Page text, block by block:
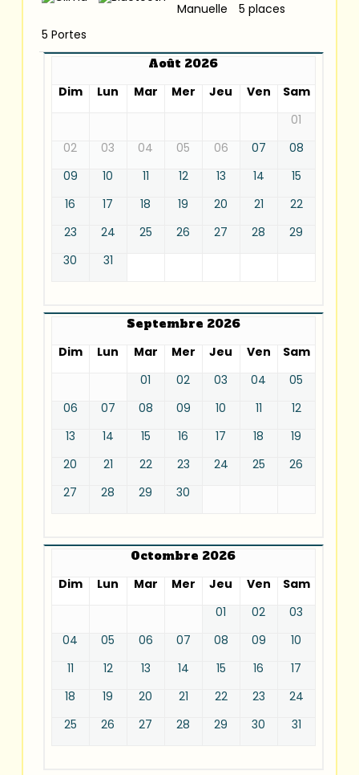
Manuelle
5 places
5 Portes
Août 2026
Dim
Lun Mar Mer Jeu Ven
Sam
01
02
03 04 05 06 07
08
09
10 11 12 13 14
15
16
17 18 19 20 21
22
23
24 25 26 27 28
29
30
31
Septembre 2026
Dim
Lun Mar Mer Jeu Ven
Sam
01
02 03 04
05
06
07 08 09 10 11
12
13
14 15 16 17 18
19
20
21 22 23 24 25
26
27
28 29 30
Octombre 2026
Dim
Lun Mar Mer Jeu Ven
Sam
01
02
03
04
05 06 07 08 09
10
11
12 13 14 15 16
17
18
19 20 21 22 23
24
25
26 27 28 29 30 31